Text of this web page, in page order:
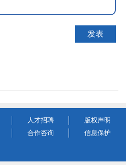
人才招聘
版权声明
合作咨询
信息保护